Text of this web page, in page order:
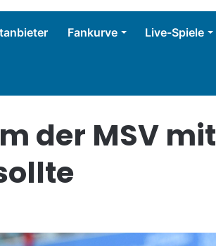
Fankurve Live-Spiele
der MSV mit